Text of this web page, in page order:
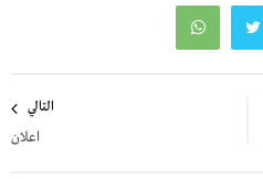
التالي
اعلان